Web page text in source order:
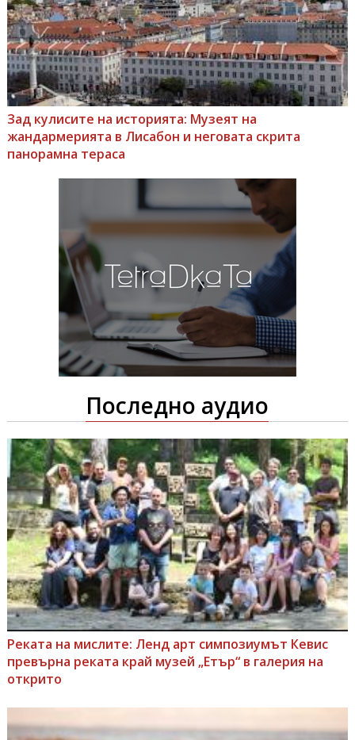
Зад кулисите на историята: Музеят на
жандармерията в Лисабон и неговата скрита
панорамна тераса
Последно аудио
Реката на мислите: Ленд арт симпозиумът Кевис
превърна реката край музей „Етър“ в галерия на
открито